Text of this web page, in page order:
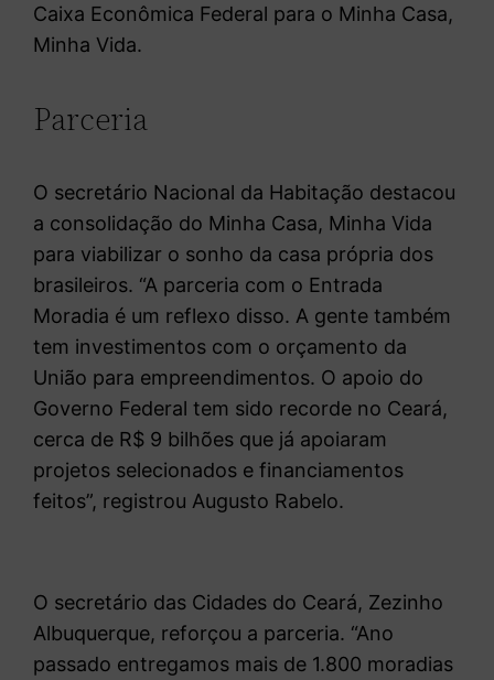
Caixa Econômica Federal para o Minha Casa,
Minha Vida.
Parceria
O secretário Nacional da Habitação destacou
a consolidação do Minha Casa, Minha Vida
para viabilizar o sonho da casa própria dos
brasileiros. “A parceria com o Entrada
Moradia é um reflexo disso. A gente também
tem investimentos com o orçamento da
União para empreendimentos. O apoio do
Governo Federal tem sido recorde no Ceará,
cerca de R$ 9 bilhões que já apoiaram
projetos selecionados e financiamentos
feitos”, registrou Augusto Rabelo.
O secretário das Cidades do Ceará, Zezinho
Albuquerque, reforçou a parceria. “Ano
passado entregamos mais de 1.800 moradias